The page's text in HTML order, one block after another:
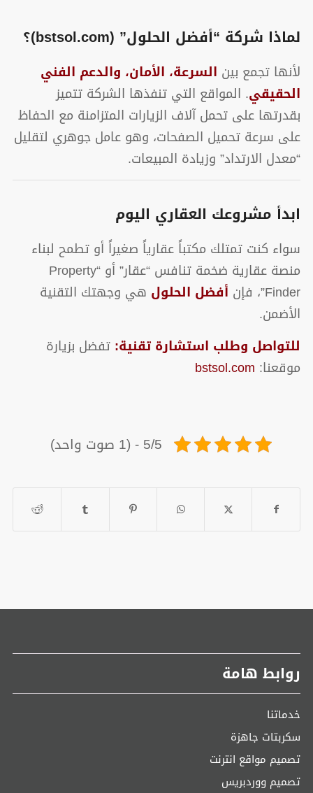
لماذا شركة “أفضل الحلول” (bstsol.com)؟
لأنها تجمع بين السرعة، الأمان، والدعم الفني
الحقيقي. المواقع التي تنفذها الشركة تتميز
بقدرتها على تحمل آلاف الزيارات المتزامنة مع الحفاظ
على سرعة تحميل الصفحات، وهو عامل جوهري لتقليل
“معدل الارتداد” وزيادة المبيعات.
ابدأ مشروعك العقاري اليوم
سواء كنت تمتلك مكتباً عقارياً صغيراً أو تطمح لبناء
منصة عقارية ضخمة تنافس “عقار” أو “Property
Finder”، فإن
أفضل الحلول هي وجهتك التقنية
الأضمن.
للتواصل وطلب استشارة تقنية: تفضل بزيارة
موقعنا: bstsol.com
5/5 - (1 صوت واحد)
روابط هامة
خدماتنا
سكربتات جاهزة
تصميم مواقع انترنت
تصميم ووردبريس